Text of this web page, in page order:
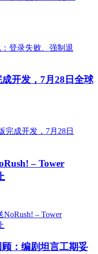
开发，7月28日全球
– Tower
：编剧坦言工期妥